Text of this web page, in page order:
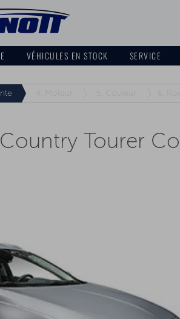
VÉHICULES EN STOCK SERVICE
Tourer